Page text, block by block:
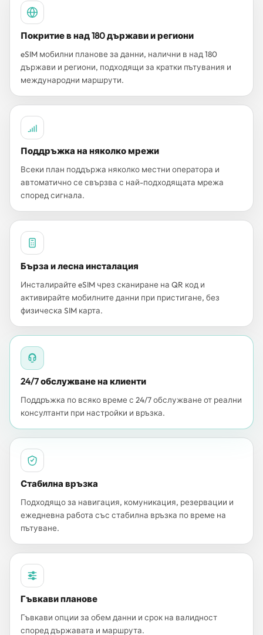
Покритие в над 180 държави и региони
eSIM мобилни планове за данни, налични в над 180
държави и региони, подходящи за кратки пътувания и
международни маршрути.
Поддръжка на няколко мрежи
Всеки план поддържа няколко местни оператора и
автоматично се свързва с най-подходящата мрежа
според сигнала.
Бърза и лесна инсталация
Инсталирайте eSIM чрез сканиране на QR код и
активирайте мобилните данни при пристигане, без
физическа SIM карта.
24/7 обслужване на клиенти
Поддръжка по всяко време с 24/7 обслужване от реални
консултанти при настройки и връзка.
Стабилна връзка
Подходящо за навигация, комуникация, резервации и
ежедневна работа със стабилна връзка по време на
пътуване.
Гъвкави планове
Гъвкави опции за обем данни и срок на валидност
според държавата и маршрута.